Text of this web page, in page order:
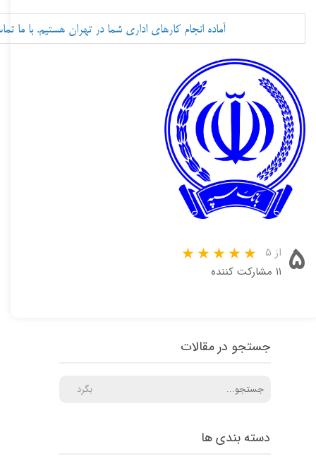
آماده انجام کارهای اداری شما در تهران هستیم.با ما
۵ از ۵
۱۱ مشارکت کننده
دسته بندی ها
جستجو در مقالات
بگرد